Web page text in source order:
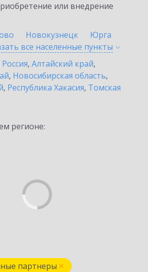
или внедрение
Новокузнецк
Юрга
все населенные пункты
Россия, Алтайский край,
, Новосибирская область,
, Республика Хакасия, Томская
регионе:
партнеры